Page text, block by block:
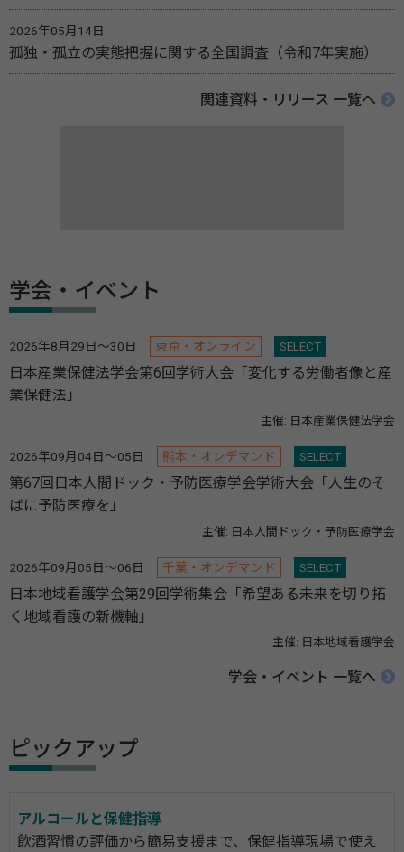
2026年05月14日
孤独・孤立の実態把握に関する全国調査（令和7年実施）
関連資料・リリース 一覧へ
学会・イベント
2026年8月29日～30日 東京・オンライン SELECT
日本産業保健法学会第6回学術大会「変化する労働者像と産
業保健法」
主催: 日本産業保健法学会
2026年09月04日～05日 熊本・オンデマンド SELECT
第67回日本人間ドック・予防医療学会学術大会「人生のそ
ばに予防医療を」
主催: 日本人間ドック・予防医療学会
2026年09月05日～06日 千葉・オンデマンド SELECT
日本地域看護学会第29回学術集会「希望ある未来を切り拓
く地域看護の新機軸」
主催: 日本地域看護学会
学会・イベント 一覧へ
ピックアップ
アルコールと保健指導
飲酒習慣の評価から簡易支援まで、保健指導現場で使え